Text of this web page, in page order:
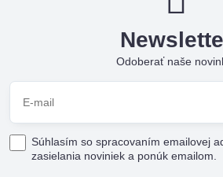
Odoberať naše
Súhlasím so spracovaním emailovej
zasielania noviniek a ponúk emailom.